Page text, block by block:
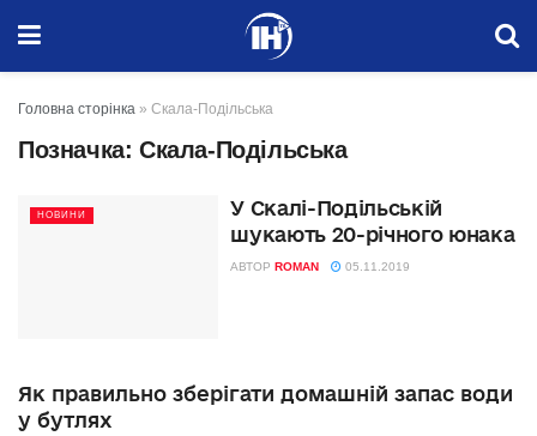
Головна сторінка » Скала-Подільська
Позначка: Скала-Подільська
НОВИНИ
У Скалі-Подільській
шукають 20-річного юнака
АВТОР ROMAN 05.11.2019
Як правильно зберігати домашній запас води
у бутлях